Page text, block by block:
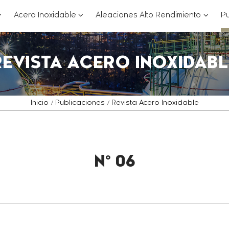
Acero Inoxidable???
Aleaciones Alto Rendimiento ???
ACERO
Inicio Publicaciones Revista Acero Inoxidable
Nº 06